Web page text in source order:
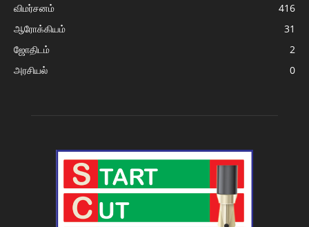
விமர்சனம்
416
ஆரோக்கியம்
31
ஜோதிடம்
2
அரசியல்
0